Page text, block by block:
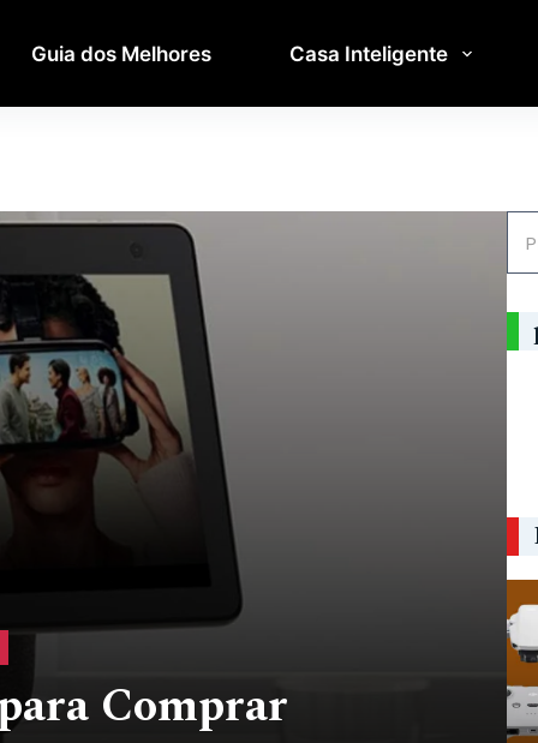
Guia dos Melhores Casa Inteligente
Comprar